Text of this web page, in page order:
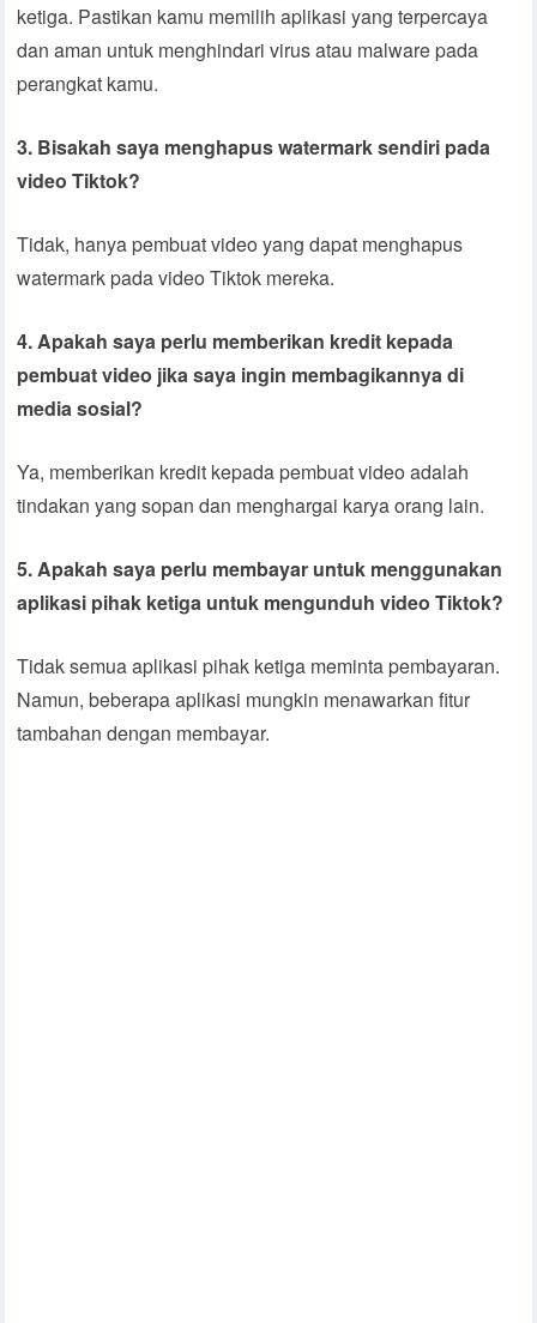
ketiga. Pastikan kamu memilih aplikasi yang terpercaya
dan aman untuk menghindari virus atau malware pada
perangkat kamu.
3. Bisakah saya menghapus watermark sendiri pada
video Tiktok?
Tidak, hanya pembuat video yang dapat menghapus
watermark pada video Tiktok mereka.
4. Apakah saya perlu memberikan kredit kepada
pembuat video jika saya ingin membagikannya di
media sosial?
Ya, memberikan kredit kepada pembuat video adalah
tindakan yang sopan dan menghargai karya orang lain.
5. Apakah saya perlu membayar untuk menggunakan
aplikasi pihak ketiga untuk mengunduh video Tiktok?
Tidak semua aplikasi pihak ketiga meminta pembayaran.
Namun, beberapa aplikasi mungkin menawarkan fitur
tambahan dengan membayar.